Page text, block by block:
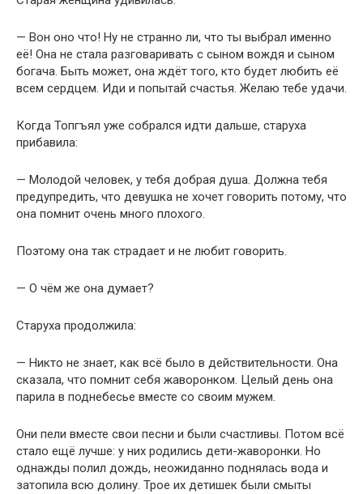
— Вон оно что! Ну не странно ли, что ты выбрал именно
её! Она не стала разговаривать с сыном вождя и сыном
богача. Быть может, она ждёт того, кто будет любить её
всем сердцем. Иди и попытай счастья. Желаю тебе удачи.
Когда Топгъял уже собрался идти дальше, старуха
прибавила:
— Молодой человек, у тебя добрая душа. Должна тебя
предупредить, что девушка не хочет говорить потому, что
она помнит очень много плохого.
Поэтому она так страдает и не любит говорить.
— О чём же она думает?
Старуха продолжила:
— Никто не знает, как всё было в действительности. Она
сказала, что помнит себя жаворонком. Целый день она
парила в поднебесье вместе со своим мужем.
Они пели вместе свои песни и были счастливы. Потом всё
стало ещё лучше: у них родились дети-жаворонки. Но
однажды полил дождь, неожиданно поднялась вода и
затопила всю долину. Трое их детишек были смыты